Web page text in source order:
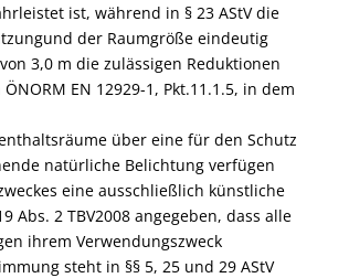
ist, während in § 23 AStV die
der Raumgröße eindeutig
3,0 m die zulässigen Reduktionen
EN 12929-1, Pkt.11.1.5, in dem
über eine für den Schutz
natürliche Belichtung verfügen
eine ausschließlich künstliche
2 TBV2008 angegeben, dass alle
ihrem Verwendungszweck
steht in §§ 5, 25 und 29 AStV